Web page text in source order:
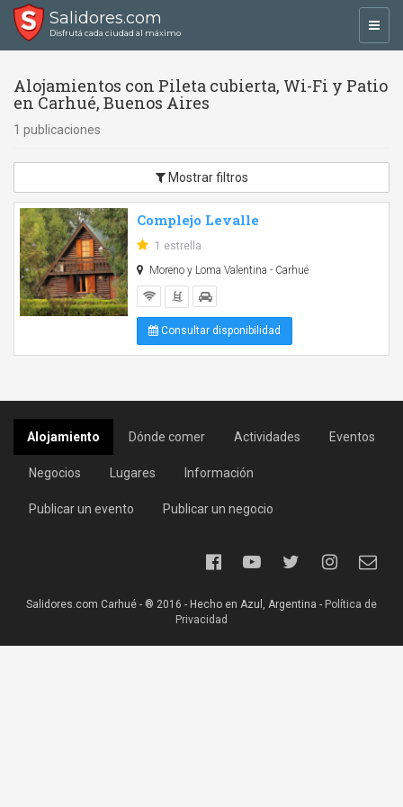
Salidores.com
Disfrutá cada ciudad al máximo
Alojamientos con Pileta cubierta, Wi-Fi y Patio
en Carhué, Buenos Aires
1 publicaciones
Mostrar filtros
Complejo Levalle
1 estrella
Moreno y Loma Valentina - Carhué
Consultar disponibilidad
Alojamiento Dónde comer Actividades Eventos
Negocios Lugares Información
Publicar un evento Publicar un negocio
Salidores.com Carhué - ® 2016 - Hecho en Azul, Argentina - Política de
Privacidad